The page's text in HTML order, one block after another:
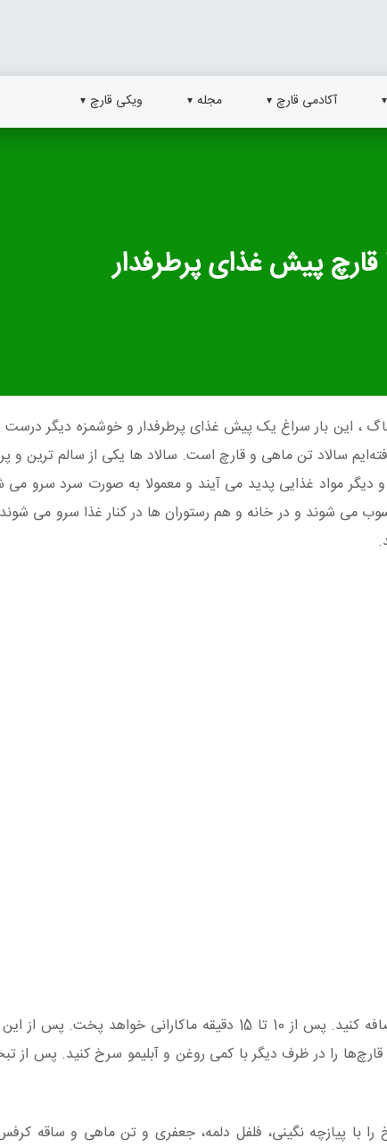
آکادمی قارچ مجله ویکی قارچ
قارچ پیش غذای پرطرفدار
، این بار سراغ یک پیش غذای پرطرفدار و خوشمزه دیگر درست
سالاد تن ماهی و قارچ است. سالاد ها یکی از سالم ترین و
دیگر مواد غذایی پدید می آیند و معمولا به صورت سرد سرو می
می شوند و در خانه و هم رستوران ها در کنار غذا سرو می شوند.
ابتدا ماکارانی را در 1 لیتر آب جوش بریزید و کمی نمک اضافه کنید. پس از 10 تا 15 دقیقه ماکارانی
را در ظرف دیگر با کمی روغن و آبلیمو سرخ کنید. پس از
را با پیازچه نگینی، فلفل دلمه، جعفری و تن ماهی و ساقه